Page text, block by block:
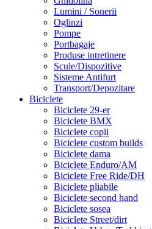
Lumini / Sonerii
Oglinzi
Pompe
Portbagaje
Produse intretinere
Scule/Dispozitive
Sisteme Antifurt
Transport/Depozitare
Biciclete
Biciclete 29-er
Biciclete BMX
Biciclete copii
Biciclete custom builds
Biciclete dama
Biciclete Enduro/AM
Biciclete Free Ride/DH
Biciclete pliabile
Biciclete second hand
Biciclete sosea
Biciclete Street/dirt